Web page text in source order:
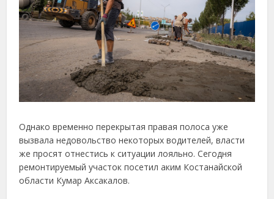
Однако временно перекрытая правая полоса уже
вызвала недовольство некоторых водителей, власти
же просят отнестись к ситуации лояльно. Сегодня
ремонтируемый участок посетил аким Костанайской
области Кумар Аксакалов.